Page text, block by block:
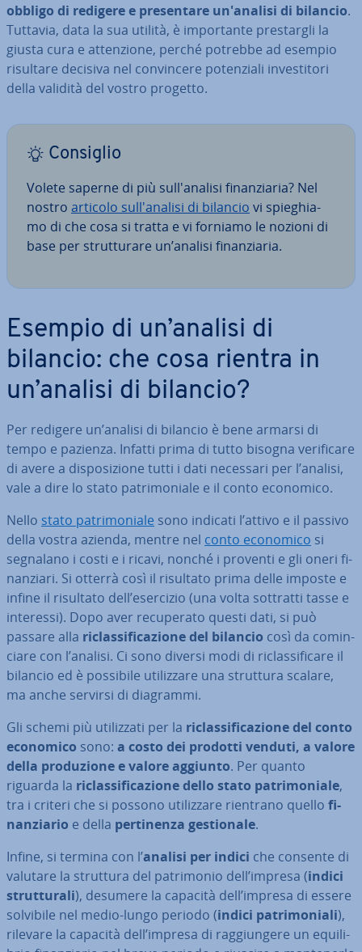
obbligo di redigere e pre­sen­ta­re un'a­na­li­si di bilancio.
Tuttavia, data la sua utilità, è im­por­tan­te pre­star­gli la
giusta cura e at­ten­zio­ne, perché potrebbe ad esempio
risultare decisiva nel con­vin­ce­re po­ten­zia­li in­ve­sti­to­ri
della validità del vostro progetto.
Consiglio
Volete saperne di più sul­l'a­na­li­si fi­nan­zia­ria? Nel
nostro articolo sul­l'a­na­li­si di bilancio vi spie­ghia­
mo di che cosa si tratta e vi forniamo le nozioni di
base per strut­tu­ra­re un’analisi fi­nan­zia­ria.
Esempio di un’analisi di
bilancio: che cosa rientra in
un’analisi di bilancio?
Per redigere un’analisi di bilancio è bene armarsi di
tempo e pazienza. Infatti prima di tutto bisogna ve­ri­fi­ca­re
di avere a di­spo­si­zio­ne tutti i dati necessari per l’analisi,
vale a dire lo stato pa­tri­mo­nia­le e il conto economico.
Nello stato pa­tri­mo­nia­le sono indicati l’attivo e il passivo
della vostra azienda, mentre nel conto economico si
segnalano i costi e i ricavi, nonché i proventi e gli oneri fi­
nan­zia­ri. Si otterrà così il risultato prima delle imposte e
infine il risultato dell’esercizio (una volta sottratti tasse e
interessi). Dopo aver re­cu­pe­ra­to questi dati, si può
passare alla ri­clas­si­fi­ca­zio­ne del bilancio così da co­min­
cia­re con l’analisi. Ci sono diversi modi di ri­clas­si­fi­ca­re il
bilancio ed è possibile uti­liz­za­re una struttura scalare,
ma anche servirsi di diagrammi.
Gli schemi più uti­liz­za­ti per la ri­clas­si­fi­ca­zio­ne del conto
economico sono: a costo dei prodotti venduti, a valore
della pro­du­zio­ne e valore aggiunto. Per quanto
riguarda la ri­clas­si­fi­ca­zio­ne dello stato pa­tri­mo­nia­le,
tra i criteri che si possono uti­liz­za­re rientrano quello fi­
nan­zia­rio e della per­ti­nen­za ge­stio­na­le.
Infine, si termina con l’analisi per indici che consente di
valutare la struttura del pa­tri­mo­nio dell’impresa (indici
strut­tu­ra­li), desumere la capacità dell’impresa di essere
solvibile nel medio-lungo periodo (indici pa­tri­mo­nia­li),
rilevare la capacità dell’impresa di rag­giun­ge­re un equi­li­